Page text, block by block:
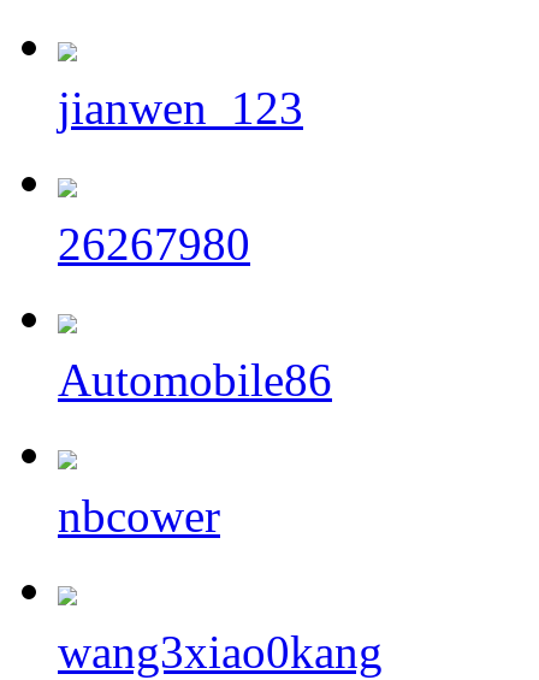
jianwen_123
26267980
Automobile86
nbcower
wang3xiao0kang